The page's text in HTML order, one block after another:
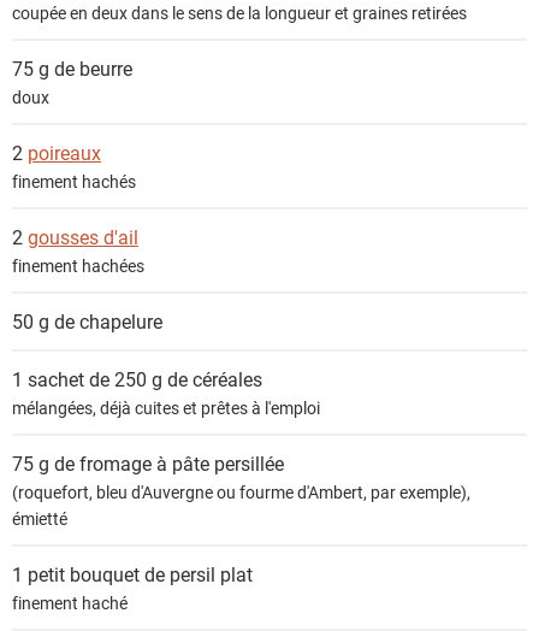
e
n
t
coupée en deux dans le sens de la longueur et graines retirées
75 g de beurre
doux
2 poireaux
finement hachés
2 gousses d'ail
finement hachées
50 g dechapelure
1 sachet de 250 g decéréales
mélangées, déjà cuites et prêtes à l'emploi
75 g defromage à pâte persillée
(roquefort, bleu d'Auvergne ou fourme d'Ambert, par exemple),
émietté
1 petit bouquet de persil plat
finement haché